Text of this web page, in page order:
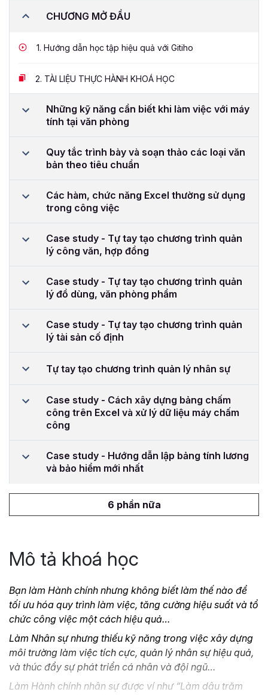
CHƯƠNG MỞ ĐẦU
1. Hướng dẫn học tập hiệu quả với Gitiho
2. TÀI LIỆU THỰC HÀNH KHOÁ HỌC
Những kỹ năng cần biết khi làm việc với máy
tính tại văn phòng
Quy tắc trình bày và soạn thảo các loại văn
bản theo tiêu chuẩn
Các hàm, chức năng Excel thường sử dụng
trong công việc
Case study - Tự tay tạo chương trình quản
lý công văn, hợp đồng
Case study - Tự tay tạo chương trình quản
lý đồ dùng, văn phòng phẩm
Case study - Tự tay tạo chương trình quản
lý tài sản cố định
Tự tay tạo chương trình quản lý nhân sự
Case study - Cách xây dựng bảng chấm
công trên Excel và xử lý dữ liệu máy chấm
công
Case study - Hướng dẫn lập bảng tính lương
và bảo hiểm mới nhất
6 phần nữa
Mô tả khoá học
Bạn làm Hành chính nhưng không biết làm thế nào để
tối ưu hóa quy trình làm việc, tăng cường hiệu suất và tổ
chức công việc một cách hiệu quả…
Làm Nhân sự nhưng thiếu kỹ năng trong việc xây dựng
môi trường làm việc tích cực, quản lý nhân sự hiệu quả,
và thúc đẩy sự phát triển cá nhân và đội ngũ…
Làm Hành chính nhân sự được ví như “Làm dâu trăm